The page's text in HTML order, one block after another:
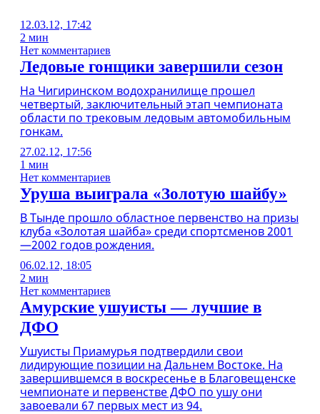
12.03.12, 17:42
2 мин
Нет комментариев
Ледовые гонщики завершили сезон
На Чигиринском водохранилище прошел
четвертый, заключительный этап чемпионата
области по трековым ледовым автомобильным
гонкам.
27.02.12, 17:56
1 мин
Нет комментариев
Уруша выиграла «Золотую шайбу»
В Тынде прошло областное первенство на призы
клуба «Золотая шайба» среди спортсменов 2001
—2002 годов рождения.
06.02.12, 18:05
2 мин
Нет комментариев
Амурские ушуисты — лучшие в
ДФО
Ушуисты Приамурья подтвердили свои
лидирующие позиции на Дальнем Востоке. На
завершившемся в воскресенье в Благовещенске
чемпионате и первенстве ДФО по ушу они
завоевали 67 первых мест из 94.